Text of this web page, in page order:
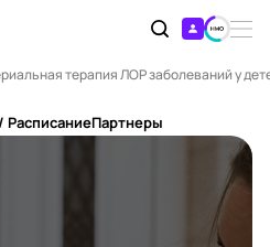
терапия ЛОР заболеваний у
РасписаниеПартнеры